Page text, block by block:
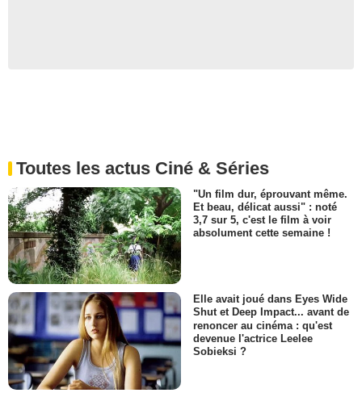
Toutes les actus Ciné & Séries
"Un film dur, éprouvant même.
Et beau, délicat aussi" : noté
3,7 sur 5, c'est le film à voir
absolument cette semaine !
Elle avait joué dans Eyes Wide
Shut et Deep Impact... avant de
renoncer au cinéma : qu'est
devenue l'actrice Leelee
Sobieksi ?